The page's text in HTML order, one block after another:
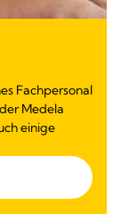
Fachpersonal
Medela
einige